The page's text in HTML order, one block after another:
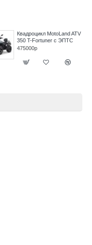
Квадроцикл детский
MOTOLAND 50E
SCORPION